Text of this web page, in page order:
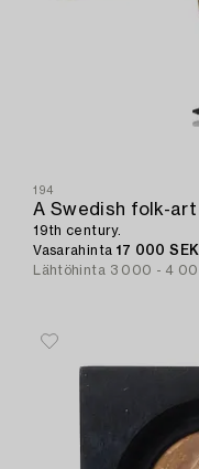
194
A Swedish folk-
19th century.
Vasarahinta 17 000 SEK
Lähtöhinta 3 000 - 4